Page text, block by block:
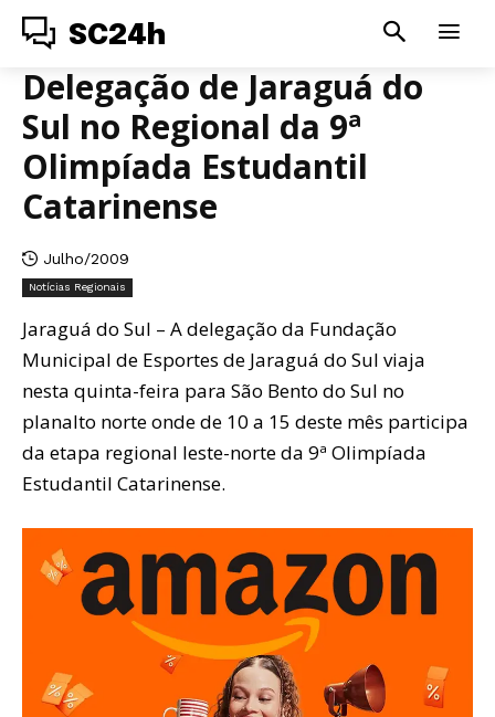
SC24h
Delegação de Jaraguá do
Sul no Regional da 9ª
Olimpíada Estudantil
Catarinense
Julho/2009
Notícias Regionais
Jaraguá do Sul – A delegação da Fundação
Municipal de Esportes de Jaraguá do Sul viaja
nesta quinta-feira para São Bento do Sul no
planalto norte onde de 10 a 15 deste mês participa
da etapa regional leste-norte da 9ª Olimpíada
Estudantil Catarinense.